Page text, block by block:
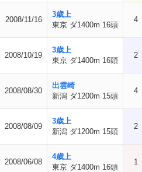
2008/11/16
3歳上
東京 ダ1400m 16頭
4
2008/10/19
3歳上
東京 ダ1400m 16頭
2
2008/08/30
出雲崎
新潟 ダ1200m 15頭
4
2008/08/09
3歳上
新潟 ダ1200m 15頭
2
2008/06/08
4歳上
東京 ダ1400m 16頭
1